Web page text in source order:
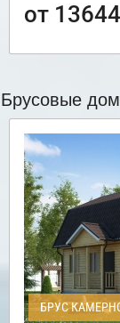
от
Брусовые
БРУС